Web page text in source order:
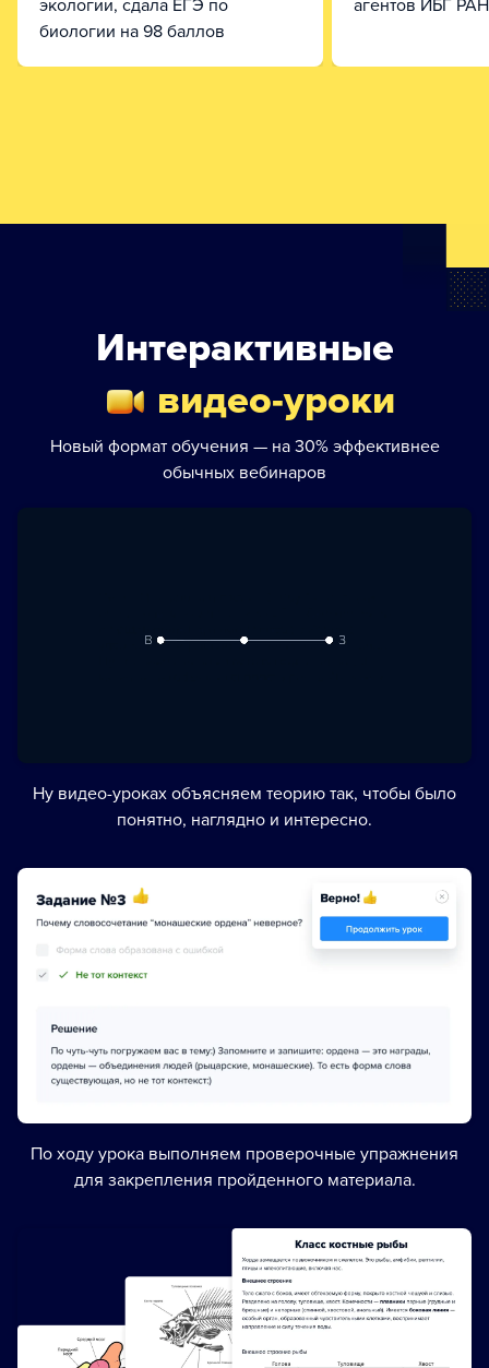
экологии, сдала ЕГЭ по
биологии на 98 баллов
агентов ИБГ РАН
Интерактивные
видео-уроки
Новый формат обучения — на 30% эффективнее
обычных вебинаров
Ну видео-уроках объясняем теорию так, чтобы было
понятно, наглядно и интересно.
По ходу урока выполняем проверочные упражнения
для закрепления пройденного материала.